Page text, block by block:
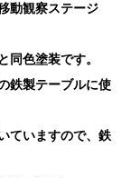
動観察ステージ
色塗装です。
鉄製テーブルに使
ていますので、鉄